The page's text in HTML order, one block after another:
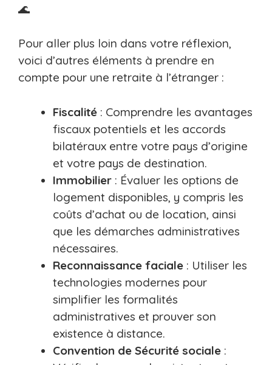
🌊
Pour aller plus loin dans votre réflexion,
voici d’autres éléments à prendre en
compte pour une retraite à l’étranger :
Fiscalité : Comprendre les avantages
fiscaux potentiels et les accords
bilatéraux entre votre pays d’origine
et votre pays de destination.
Immobilier : Évaluer les options de
logement disponibles, y compris les
coûts d’achat ou de location, ainsi
que les démarches administratives
nécessaires.
Reconnaissance faciale : Utiliser les
technologies modernes pour
simplifier les formalités
administratives et prouver son
existence à distance.
Convention de Sécurité sociale :